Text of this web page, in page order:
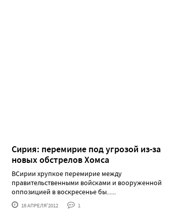
Сирия: перемирие под угрозой из-за
новых обстрелов Хомса
ВСирии хрупкое перемирие между
правительственными войсками и вооруженной
оппозицией в воскресенье бы......
16 АПРЕЛЯ'2012 1